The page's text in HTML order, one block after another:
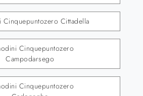
Cinquepuntozero Cittadella
Cinquepuntozero
Campodarsego
Cinquepuntozero